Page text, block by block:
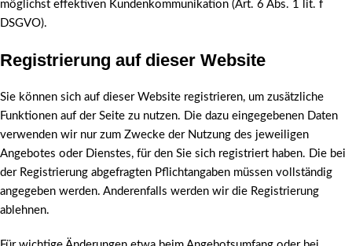
möglichst effektiven Kundenkommunikation (Art. 6 Abs. 1 lit. f
DSGVO).
Registrierung auf dieser Website
Sie können sich auf dieser Website registrieren, um zusätzliche
Funktionen auf der Seite zu nutzen. Die dazu eingegebenen Daten
verwenden wir nur zum Zwecke der Nutzung des jeweiligen
Angebotes oder Dienstes, für den Sie sich registriert haben. Die bei
der Registrierung abgefragten Pflichtangaben müssen vollständig
angegeben werden. Anderenfalls werden wir die Registrierung
ablehnen.